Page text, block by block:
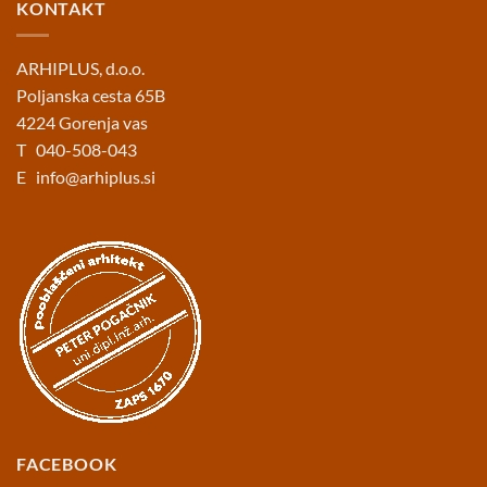
KONTAKT
ARHIPLUS, d.o.o.
Poljanska cesta 65B
4224 Gorenja vas
T 040-508-043
E info@arhiplus.si
FACEBOOK